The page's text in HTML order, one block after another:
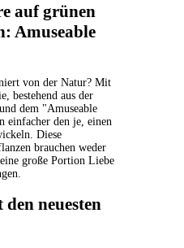
auf grünen
Amuseable
von der Natur? Mit
bestehend aus der
dem "Amuseable
einfacher den je, einen
Diese
brauchen weder
große Portion Liebe
neuesten